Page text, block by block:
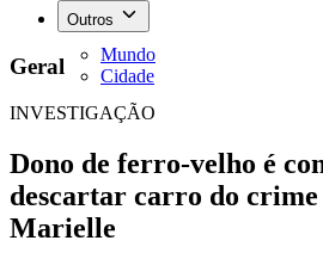
Outros
Mundo
Cidade
Geral
INVESTIGAÇÃO
Dono de ferro-velho é
descartar carro do crime
Marielle